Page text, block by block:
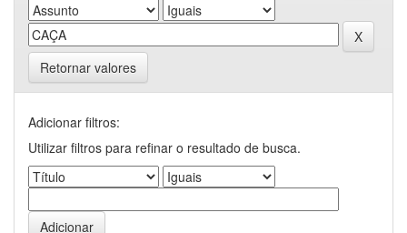
Retornar valores
Adicionar filtros:
Utilizar filtros para refinar o resultado de busca.